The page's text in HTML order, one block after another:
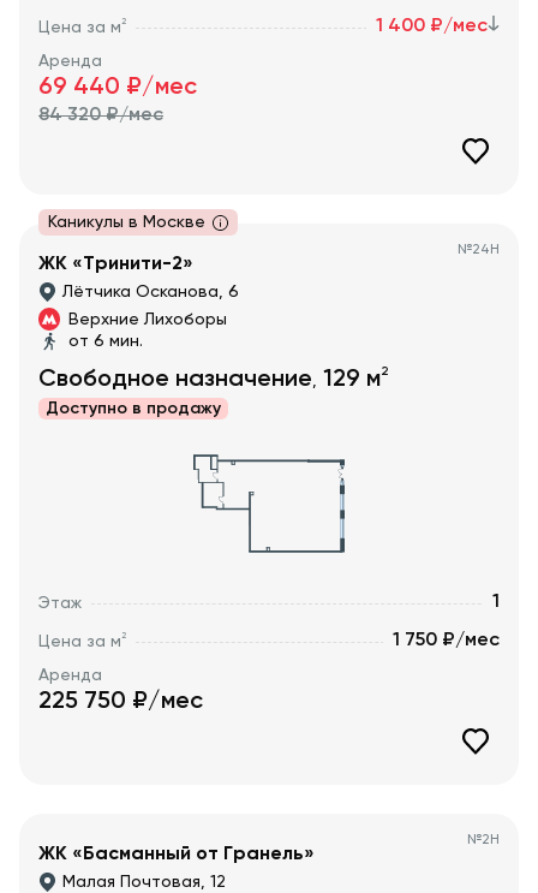
Цена за м2 1 400 ₽/мес
Аренда
69 440 ₽/мес
84 320₽/мес
Каникулы в Москве
№24Н
ЖК «Тринити-2»
Лётчика Осканова, 6
Верхние Лихоборы
от 6 мин.
Свободное назначение, 129 м2
Доступно в продажу
Этаж 1
Цена за м2 1 750 ₽/мес
Аренда
225 750 ₽/мес
№2Н
ЖК «Басманный от Гранель»
Малая Почтовая, 12